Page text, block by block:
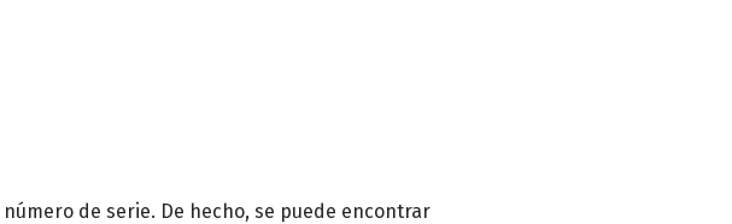
de serie. De hecho, se puede encontrar